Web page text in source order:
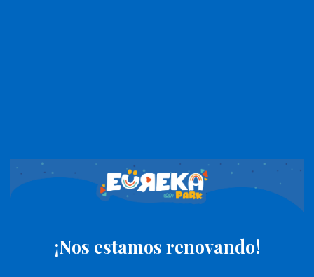
¡Nos estamos renovando!